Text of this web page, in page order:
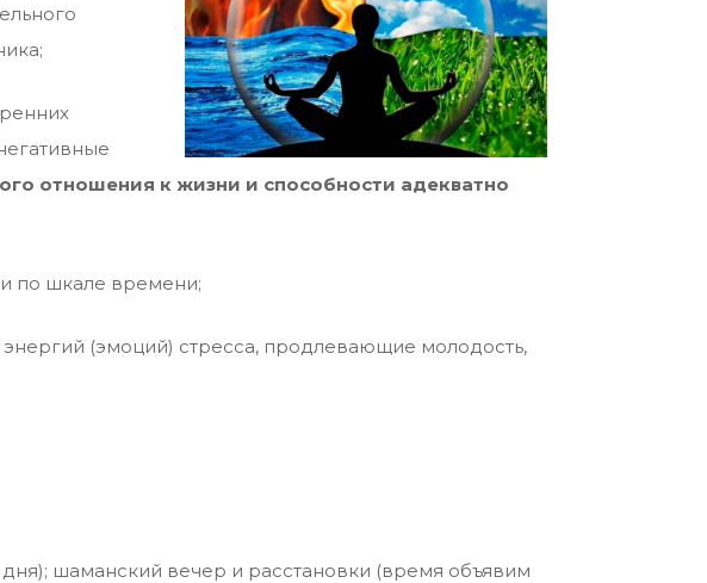
отношения к жизни и способности адекватно
по шкале времени;
(эмоций) стресса, продлевающие молодость,
шаманский вечер и расстановки (время объявим